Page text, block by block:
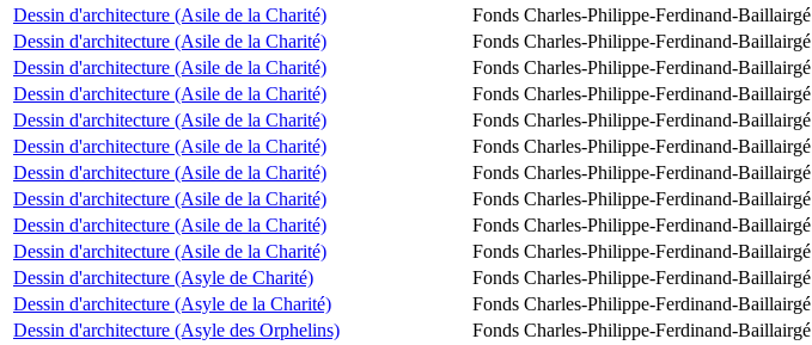
Dessin d'architecture (Asile de la Charité)
Fonds Charles-Philippe-Ferdinand-Baillairgé
Dessin d'architecture (Asile de la Charité)
Fonds Charles-Philippe-Ferdinand-Baillairgé
Dessin d'architecture (Asile de la Charité)
Fonds Charles-Philippe-Ferdinand-Baillairgé
Dessin d'architecture (Asile de la Charité)
Fonds Charles-Philippe-Ferdinand-Baillairgé
Dessin d'architecture (Asile de la Charité)
Fonds Charles-Philippe-Ferdinand-Baillairgé
Dessin d'architecture (Asile de la Charité)
Fonds Charles-Philippe-Ferdinand-Baillairgé
Dessin d'architecture (Asile de la Charité)
Fonds Charles-Philippe-Ferdinand-Baillairgé
Dessin d'architecture (Asile de la Charité)
Fonds Charles-Philippe-Ferdinand-Baillairgé
Dessin d'architecture (Asile de la Charité)
Fonds Charles-Philippe-Ferdinand-Baillairgé
Dessin d'architecture (Asile de la Charité)
Fonds Charles-Philippe-Ferdinand-Baillairgé
Dessin d'architecture (Asyle de Charité)
Fonds Charles-Philippe-Ferdinand-Baillairgé
Dessin d'architecture (Asyle de la Charité)
Fonds Charles-Philippe-Ferdinand-Baillairgé
Dessin d'architecture (Asyle des Orphelins)
Fonds Charles-Philippe-Ferdinand-Baillairgé